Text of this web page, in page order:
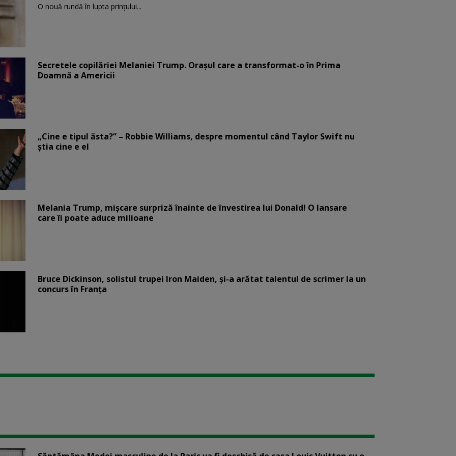
O nouă rundă în lupta prinţului...
Secretele copilăriei Melaniei Trump. Orașul care a transformat-o în Prima
Doamnă a Americii
„Cine e tipul ăsta?” – Robbie Williams, despre momentul când Taylor Swift nu
știa cine e el
Melania Trump, mișcare surpriză înainte de învestirea lui Donald! O lansare
care îi poate aduce milioane
Bruce Dickinson, solistul trupei Iron Maiden, şi-a arătat talentul de scrimer la un
concurs în Franţa